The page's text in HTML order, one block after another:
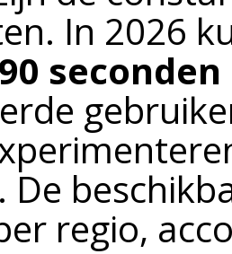
In 2026
90 seconden
. De
regio,